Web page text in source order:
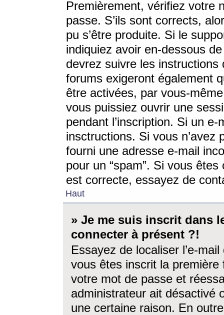
Premièrement, vérifiez votre
passe. S’ils sont corrects,
pu s’être produite. Si le
indiquiez avoir en-dessous
devrez suivre les
forums exigeront également
être activées, par vous-
vous puissiez ouvrir une
pendant l’inscription. Si un
insctructions. Si vous n’avez
fourni une adresse e-mail
pour un “spam”. Si vous
est correcte, essayez de
Haut
» Je me suis inscrit dans
connecter à présent ?!
Essayez de localiser l’e-
vous êtes inscrit la première
votre mot de passe et
administrateur ait désactivé
une certaine raison. En